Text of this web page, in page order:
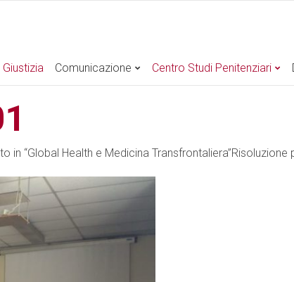
Giustizia Comunicazione Centro Studi Penitenziari
in “Global Health e Medicina Transfrontaliera”Risoluzione